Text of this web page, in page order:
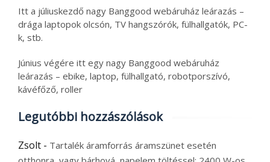
Itt a júliuskezdő nagy Banggood webáruház leárazás –
drága laptopok olcsón, TV hangszórók, fülhallgatók, PC-
k, stb.
Június végére itt egy nagy Banggood webáruház
leárazás – ebike, laptop, fülhallgató, robotporszívó,
kávéfőző, roller
Legutóbbi hozzászólások
Zsolt - Tartalék áramforrás áramszünet esetén